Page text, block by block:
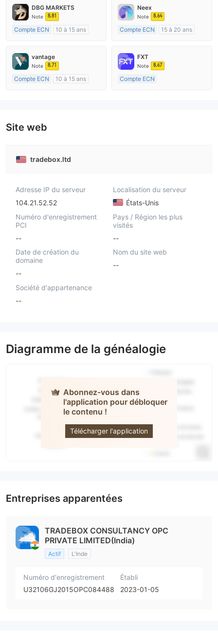
DBG MARKETS
Note 8.81
Compte ECN
10 à 15 ans
Market Making (MM)
Etiquette principale MT4
Neex
Note 8.64
Compte ECN
15 à 20 ans
Market Making (MM)
Etiquette principale MT4
vantage
Note 8.71
Compte ECN
10 à 15 ans
FXT
Note 8.67
Compte ECN
Site web
tradebox.ltd
Adresse IP du serveur
104.21.52.52
Localisation du serveur
États-Unis
Numéro d'enregistrement
PCI
--
Pays / Région les plus
visités
--
Date de création du
domaine
--
Nom du site web
--
Société d'appartenance
--
Diagramme de la généalogie
Abonnez-vous dans
l'application pour débloquer
le contenu !
Télécharger l'application
TRADEBOX
Entreprises apparentées
TRADEBOX CONSULTANCY OPC
PRIVATE LIMITED(India)
Actif L'Inde
Numéro d'enregistrement
U32106GJ2015OPC084488
Établi
2023-01-05